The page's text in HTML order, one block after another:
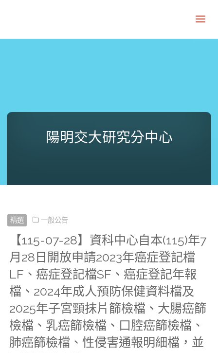
陽明交大研究分中心
精選 一般公告
【115-07-28】資科中心自本(115)年7
月28日開放申請2023年癌症登記檔
LF、癌症登記檔SF、癌症登記年報
檔、2024年成人預防保健資料檔及
2025年子宮頸抹片篩檢檔、大腸癌篩
檢檔、乳癌篩檢檔、口腔癌篩檢檔、
肺癌篩檢檔、性侵害通報明細檔，並